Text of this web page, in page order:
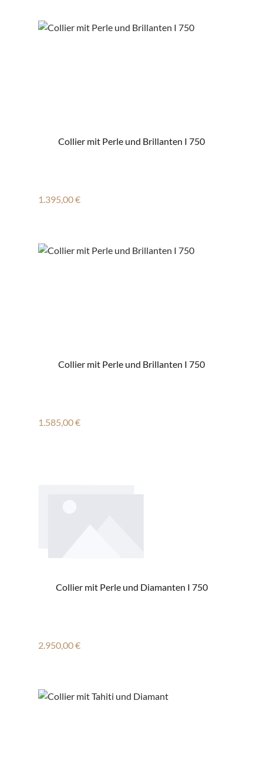
Collier mit Perle und Brillanten I 750
Regulärer Preis:
1.395,00 €
Collier mit Perle und Brillanten I 750
Regulärer Preis:
1.585,00 €
Collier mit Perle und Diamanten I 750
Regulärer Preis:
2.950,00 €